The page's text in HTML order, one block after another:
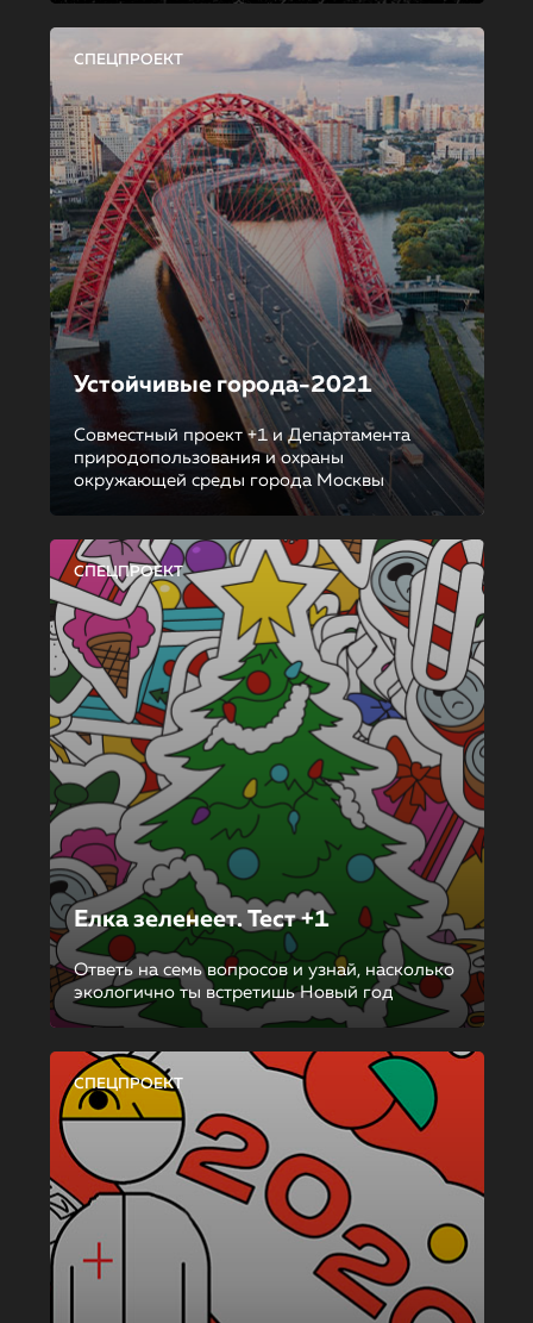
СПЕЦПРОЕКТ
Устойчивые города-2021
Совместный проект +1 и Департамента
природопользования и охраны
окружающей среды города Москвы
СПЕЦПРОЕКТ
Елка зеленеет. Тест +1
Ответь на семь вопросов и узнай, насколько
экологично ты встретишь Новый год
СПЕЦПРОЕКТ